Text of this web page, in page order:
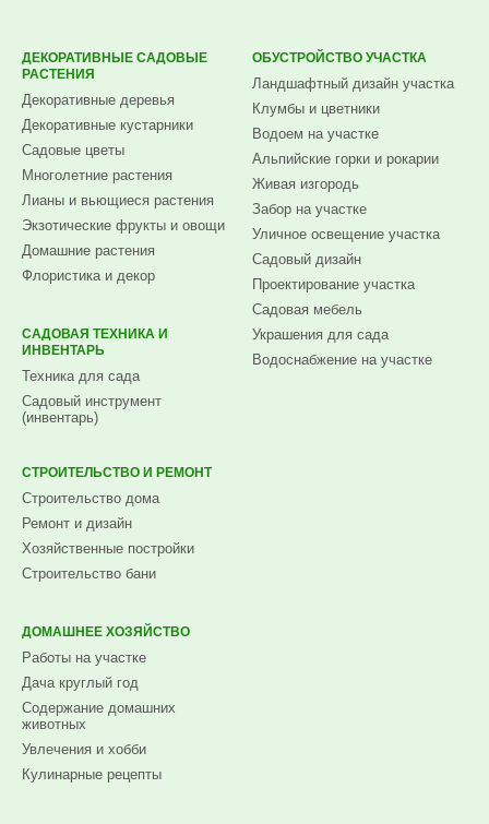
ДЕКОРАТИВНЫЕ САДОВЫЕ
РАСТЕНИЯ
Декоративные деревья
Декоративные кустарники
Садовые цветы
Многолетние растения
Лианы и вьющиеся растения
Экзотические фрукты и овощи
Домашние растения
Флористика и декор
САДОВАЯ ТЕХНИКА И
ИНВЕНТАРЬ
Техника для сада
Садовый инструмент
(инвентарь)
ОБУСТРОЙСТВО УЧАСТКА
Ландшафтный дизайн участка
Клумбы и цветники
Водоем на участке
Альпийские горки и рокарии
Живая изгородь
Забор на участке
Уличное освещение участка
Садовый дизайн
Проектирование участка
Садовая мебель
Украшения для сада
Водоснабжение на участке
СТРОИТЕЛЬСТВО И РЕМОНТ
Строительство дома
Ремонт и дизайн
Хозяйственные постройки
Строительство бани
ДОМАШНЕЕ ХОЗЯЙСТВО
Работы на участке
Дача круглый год
Содержание домашних
животных
Увлечения и хобби
Кулинарные рецепты